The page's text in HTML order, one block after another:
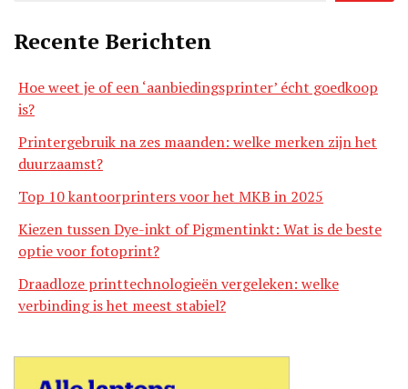
Recente Berichten
Hoe weet je of een ‘aanbiedingsprinter’ écht goedkoop
is?
Printergebruik na zes maanden: welke merken zijn het
duurzaamst?
Top 10 kantoorprinters voor het MKB in 2025
Kiezen tussen Dye-inkt of Pigmentinkt: Wat is de beste
optie voor fotoprint?
Draadloze printtechnologieën vergeleken: welke
verbinding is het meest stabiel?